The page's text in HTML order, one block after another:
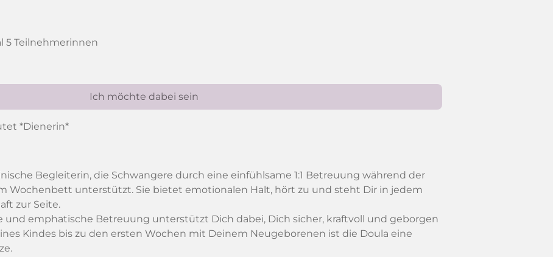
5 Teilnehmerinnen
Ich möchte dabei sein
*Dienerin*
Begleiterin, die Schwangere durch eine einfühlsame 1:1 Betreuung während der
Wochenbett unterstützt. Sie bietet emotionalen Halt, hört zu und steht Dir in jedem
zur Seite.
und emphatische Betreuung unterstützt Dich dabei, Dich sicher, kraftvoll und geborgen
Kindes bis zu den ersten Wochen mit Deinem Neugeborenen ist die Doula eine